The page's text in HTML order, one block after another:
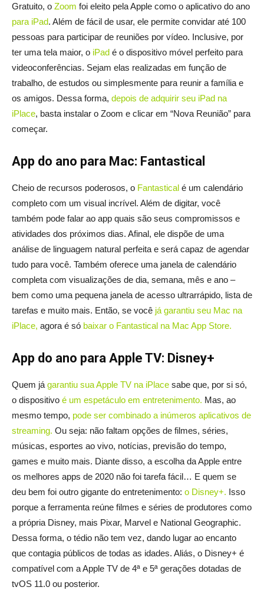
Gratuito, o Zoom foi eleito pela Apple como o aplicativo do ano
para iPad. Além de fácil de usar, ele permite convidar até 100
pessoas para participar de reuniões por vídeo. Inclusive, por
ter uma tela maior, o iPad é o dispositivo móvel perfeito para
videoconferências. Sejam elas realizadas em função de
trabalho, de estudos ou simplesmente para reunir a família e
os amigos. Dessa forma, depois de adquirir seu iPad na
iPlace, basta instalar o Zoom e clicar em “Nova Reunião” para
começar.
App do ano para Mac: Fantastical
Cheio de recursos poderosos, o Fantastical é um calendário
completo com um visual incrível. Além de digitar, você
também pode falar ao app quais são seus compromissos e
atividades dos próximos dias. Afinal, ele dispõe de uma
análise de linguagem natural perfeita e será capaz de agendar
tudo para você. Também oferece uma janela de calendário
completa com visualizações de dia, semana, mês e ano –
bem como uma pequena janela de acesso ultrarrápido, lista de
tarefas e muito mais. Então, se você já garantiu seu Mac na
iPlace, agora é só baixar o Fantastical na Mac App Store.
App do ano para Apple TV: Disney+
Quem já garantiu sua Apple TV na iPlace sabe que, por si só,
o dispositivo é um espetáculo em entretenimento. Mas, ao
mesmo tempo, pode ser combinado a inúmeros aplicativos de
streaming. Ou seja: não faltam opções de filmes, séries,
músicas, esportes ao vivo, notícias, previsão do tempo,
games e muito mais. Diante disso, a escolha da Apple entre
os melhores apps de 2020 não foi tarefa fácil… E quem se
deu bem foi outro gigante do entretenimento: o Disney+. Isso
porque a ferramenta reúne filmes e séries de produtores como
a própria Disney, mais Pixar, Marvel e National Geographic.
Dessa forma, o tédio não tem vez, dando lugar ao encanto
que contagia públicos de todas as idades. Aliás, o Disney+ é
compatível com a Apple TV de 4ª e 5ª gerações dotadas de
tvOS 11.0 ou posterior.